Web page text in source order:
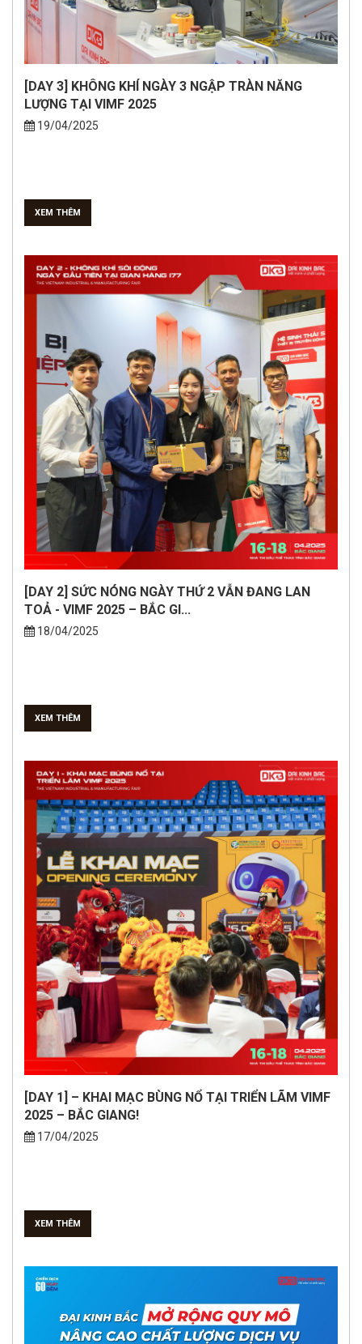
[DAY 3] KHÔNG KHÍ NGÀY 3 NGẬP TRÀN NĂNG
LƯỢNG TẠI VIMF 2025
19/04/2025
XEM THÊM
[DAY 2] SỨC NÓNG NGÀY THỨ 2 VẪN ĐANG LAN
TOẢ - VIMF 2025 – BẮC GI...
18/04/2025
XEM THÊM
[DAY 1] – KHAI MẠC BÙNG NỔ TẠI TRIỂN LÃM VIMF
2025 – BẮC GIANG!
17/04/2025
XEM THÊM